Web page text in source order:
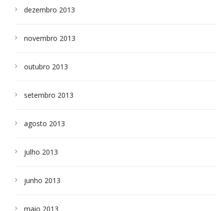
dezembro 2013
novembro 2013
outubro 2013
setembro 2013
agosto 2013
julho 2013
junho 2013
maio 2013